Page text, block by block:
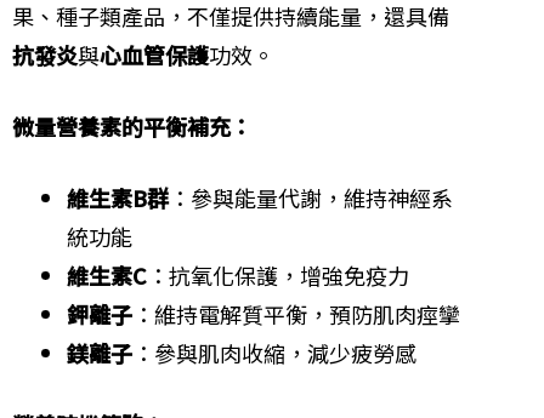
果、種子類產品，不僅提供持續能量，還具備
抗發炎與心血管保護功效。
微量營養素的平衡補充：
維生素B群：參與能量代謝，維持神經系
統功能
維生素C ：抗氧化保護，增強免疫力
鉀離子 ：維持電解質平衡，預防肌肉痙攣
鎂離子 ：參與肌肉收縮，減少疲勞感